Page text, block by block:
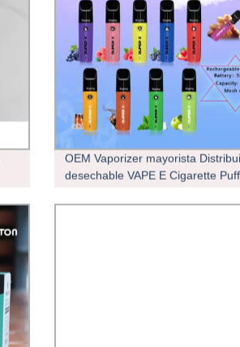
OEM Vaporizer mayorista
desechable VAPE E Cigarette Puff